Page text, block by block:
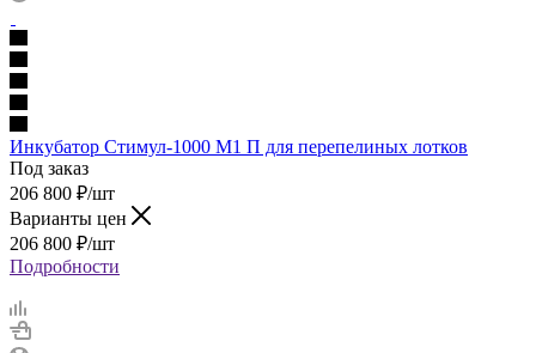
Инкубатор Стимул-1000 М1 П для перепелиных лотков
Под заказ
206 800 ₽/шт
Варианты цен
206 800 ₽/шт
Подробности